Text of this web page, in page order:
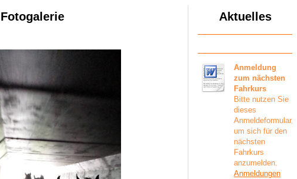
Fotogalerie Aktuelles
Anmeldung
zum nächsten
Fahrkurs
Bitte nutzen Sie
dieses
Anmeldeformular,
um sich für den
nächsten
Fahrkurs
anzumelden.
Anmeldungen